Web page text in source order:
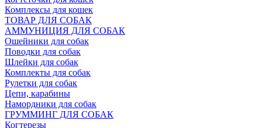
Комплексы для кошек
ТОВАР ДЛЯ СОБАК
АММУНИЦИЯ ДЛЯ СОБАК
Ошейники для собак
Поводки для собак
Шлейки для собак
Комплекты для собак
Рулетки для собак
Цепи, карабины
Намордники для собак
ГРУММИНГ ДЛЯ СОБАК
Когтерезы